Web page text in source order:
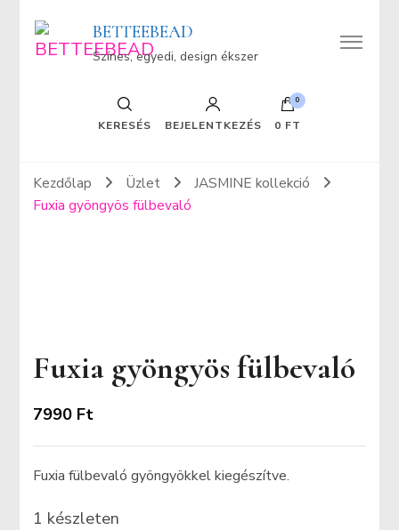
BETTEEBEAD
Színes, egyedi, design ékszer
KERESÉS BEJELENTKEZÉS
0
0 FT
Kezdőlap Üzlet
JASMINE kollekció
Fuxia gyöngyös fülbevaló
Fuxia gyöngyös fülbevaló
7990 Ft
Fuxia fülbevaló gyöngyökkel kiegészítve.
1 készleten